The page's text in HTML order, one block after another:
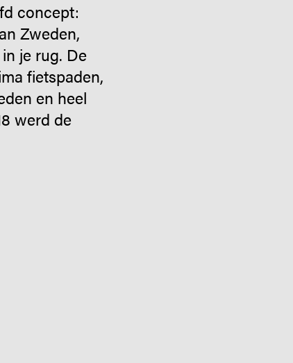
concept:
Zweden,
je rug. De
fietspaden,
en heel
werd de